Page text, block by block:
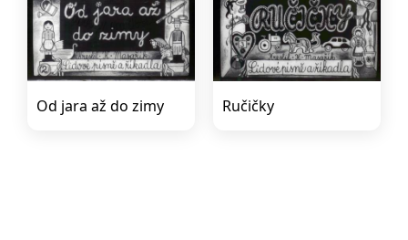
Od jara až do zimy Ručičky